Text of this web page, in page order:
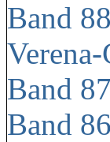
Band
Band
Band